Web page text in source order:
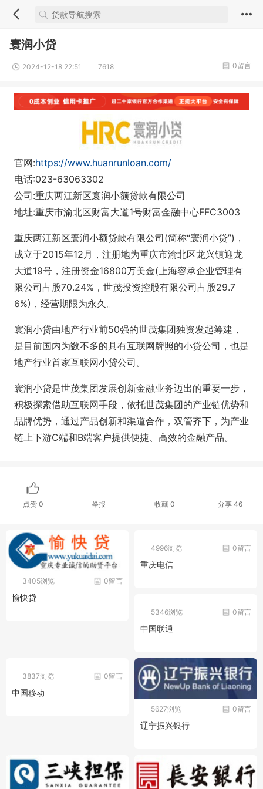
寰润小贷
2024-12-18 22:51 7618 0留言
官网:https://www.huanrunloan.com/
电话:023-63063302
公司:重庆两江新区寰润小额贷款有限公司
地址:重庆市渝北区财富大道1号财富金融中心FFC3003
重庆两江新区寰润小额贷款有限公司(简称“寰润小贷”)，
成立于2015年12月，注册地为重庆市渝北区龙兴镇迎龙
大道19号，注册资金16800万美金(上海容承企业管理有
限公司占股70.24%，世茂投资控股有限公司占股29.7
6%)，经营期限为永久。
寰润小贷由地产行业前50强的世茂集团独资发起筹建，
是目前国内为数不多的具有互联网牌照的小贷公司，也是
地产行业首家互联网小贷公司。
寰润小贷是世茂集团发展创新金融业务迈出的重要一步，
积极探索借助互联网手段，依托世茂集团的产业链优势和
品牌优势，通过产品创新和渠道合作，双管齐下，为产业
链上下游C端和B端客户提供便捷、高效的金融产品。
点赞 0 举报 收藏 0 分享 46
0留言
3405浏览
愉快贷
0留言
4996浏览
重庆电信
0留言
5346浏览
中国联通
0留言
3837浏览
中国移动
0留言
5627浏览
辽宁振兴银行